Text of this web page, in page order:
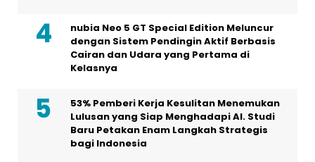
nubia Neo 5 GT Special Edition Meluncur
dengan Sistem Pendingin Aktif Berbasis
Cairan dan Udara yang Pertama di
Kelasnya
53% Pemberi Kerja Kesulitan Menemukan
Lulusan yang Siap Menghadapi AI. Studi
Baru Petakan Enam Langkah Strategis
bagi Indonesia